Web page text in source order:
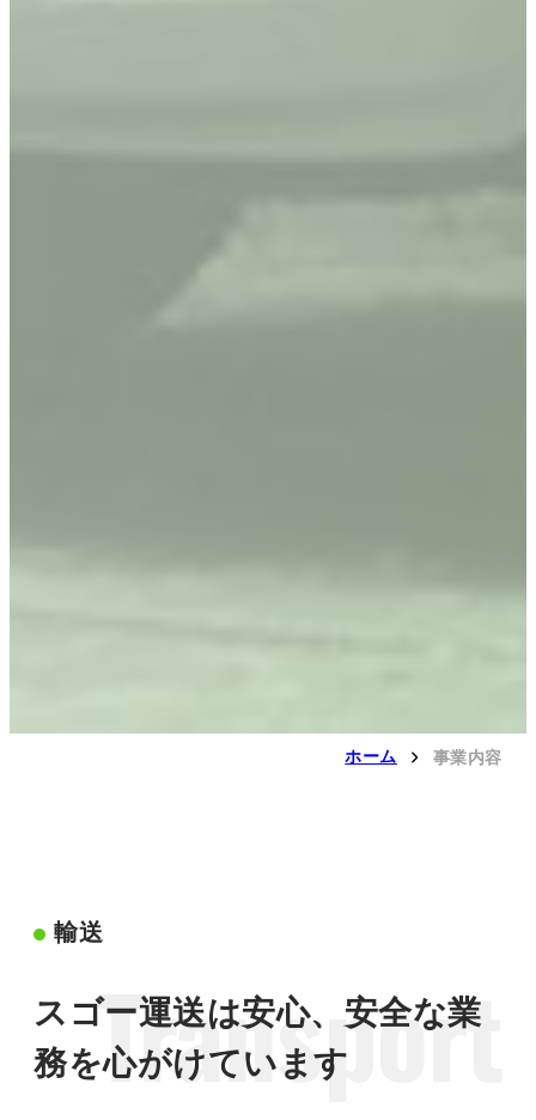
ホーム 事業内容
輸送
スゴー運送は安心、安全な業
務を心がけています
Transport